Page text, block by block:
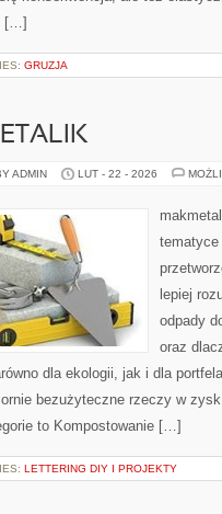
[…]
GRUZJA
ADMIN LUT - 22 - 2026
tematyce
lepiej
odpady
oraz
dla ekologii, jak i dla
bezużyteczne rzeczy w
to Kompostowanie […]
LETTERING DIY I PROJEKTY